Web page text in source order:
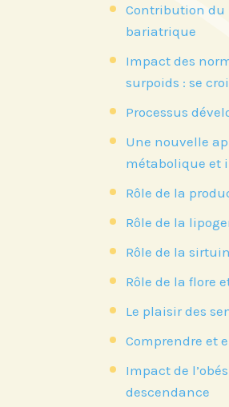
Contribution du
bariatrique
Impact des
surpoids : se
Processus
Une nouvelle
métabolique et
Rôle de la
Rôle de la
Rôle de la
Rôle de la flore
Le plaisir des
Comprendre et
Impact de
descendance